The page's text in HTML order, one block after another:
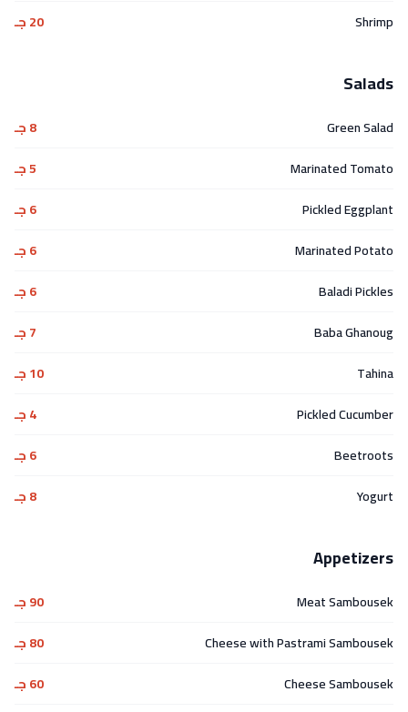
Shrimp
20 جـ
Salads
Green Salad
8 جـ
Marinated Tomato
5 جـ
Pickled Eggplant
6 جـ
Marinated Potato
6 جـ
Baladi Pickles
6 جـ
Baba Ghanoug
7 جـ
Tahina
10 جـ
Pickled Cucumber
4 جـ
Beetroots
6 جـ
Yogurt
8 جـ
Appetizers
Meat Sambousek
90 جـ
Cheese with Pastrami Sambousek
80 جـ
Cheese Sambousek
60 جـ